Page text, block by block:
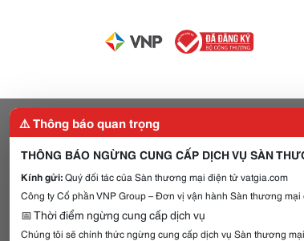
⚠️ Thông báo quan trọng
THÔNG BÁO NGỪNG CUNG CẤP DỊCH VỤ SÀN
Kính gửi:Quý đối tác của Sàn thương mại điện tử vatgia.com
Công ty Cổ phần VNP Group – Đơn vị vận hành Sàn thương
📅 Thời điểm ngừng cung cấp dịch vụ
Chúng tôi sẽ chính thức ngừng cung cấp dịch vụ Sàn thương